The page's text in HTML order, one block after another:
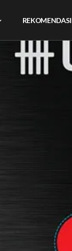
REKOMENDASI